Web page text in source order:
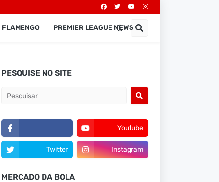
FLAMENGO PREMIER LEAGUE NEWS
PESQUISE NO SITE
Youtube
Twitter Instagram
MERCADO DA BOLA